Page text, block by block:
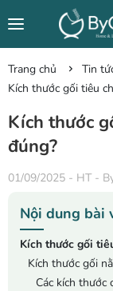
Trang chủ
Tin
Kích thước gối tiêu
Kích thước
đúng?
01/09/2025 - HT -
Nội dung bài
Kích thước gối
Kích thước gối
Các kích thước